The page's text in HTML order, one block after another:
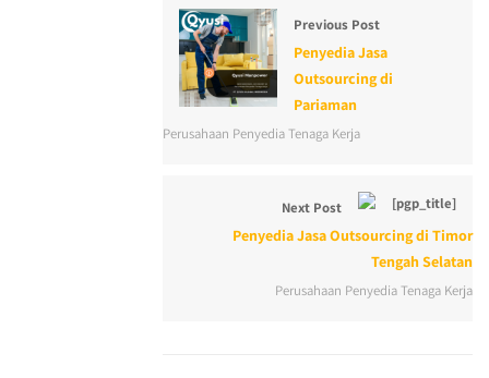
Previous Post
Penyedia Jasa
Outsourcing di
Pariaman
Perusahaan Penyedia Tenaga Kerja
Next Post
Penyedia Jasa Outsourcing di Timor
Tengah Selatan
Perusahaan Penyedia Tenaga Kerja